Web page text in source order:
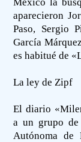
aparecieron
Paso, Sergio
García
es habitué de
La ley de Zipf
El diario
a un grupo
Autónoma de